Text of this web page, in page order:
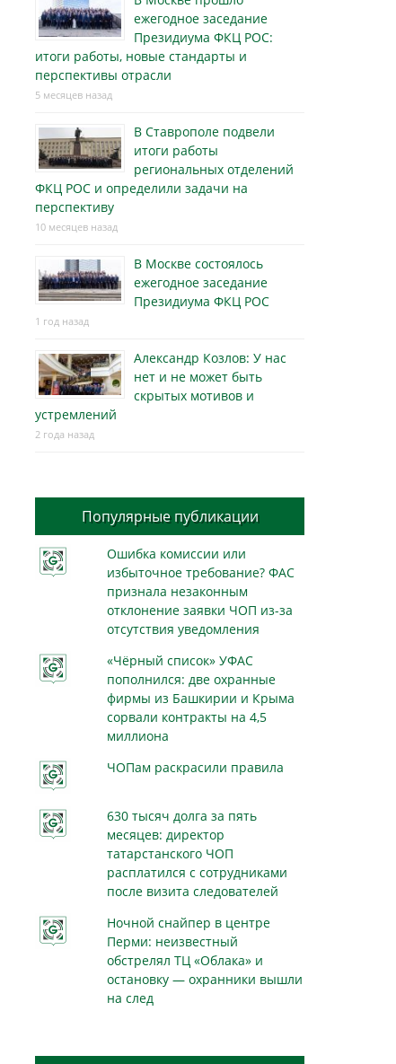
ежегодное заседание
Президиума ФКЦ РОС:
итоги работы, новые стандарты и
перспективы отрасли
5 месяцев назад
В Ставрополе подвели
итоги работы
региональных отделений
ФКЦ РОС и определили задачи на
перспективу
10 месяцев назад
В Москве состоялось
ежегодное заседание
Президиума ФКЦ РОС
1 год назад
Александр Козлов: У нас
нет и не может быть
скрытых мотивов и
устремлений
2 года назад
Популярные публикации
Ошибка комиссии или
избыточное требование? ФАС
признала незаконным
отклонение заявки ЧОП из-за
отсутствия уведомления
«Чёрный список» УФАС
пополнился: две охранные
фирмы из Башкирии и Крыма
сорвали контракты на 4,5
миллиона
ЧОПам раскрасили правила
630 тысяч долга за пять
месяцев: директор
татарстанского ЧОП
расплатился с сотрудниками
после визита следователей
Ночной снайпер в центре
Перми: неизвестный
обстрелял ТЦ «Облака» и
остановку — охранники вышли
на след